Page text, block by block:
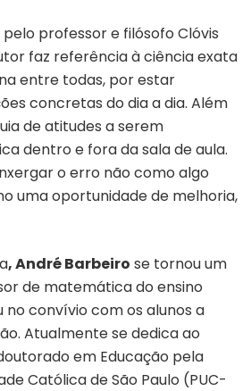
professor e filósofo Clóvis
faz referência à ciência exata
entre todas, por estar
concretas do dia a dia. Além
de atitudes a serem
dentro e fora da sala de aula.
o erro não como algo
uma oportunidade de melhoria,
, André Barbeiro se tornou um
de matemática do ensino
no convívio com os alunos a
Atualmente se dedica ao
em Educação pela
Católica de São Paulo (PUC-